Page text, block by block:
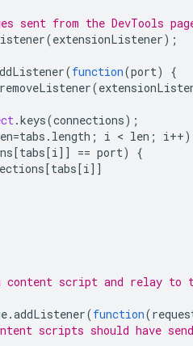
sent from the DevTools
(extensionListener);
(function(port)
{
removeListener(
.keys(connections);
=tabs . length ; i < len ; i++)
[tabs [i]] == port)
{
[tabs [i]]
content script and relay to
.addListener(function(
scripts should have